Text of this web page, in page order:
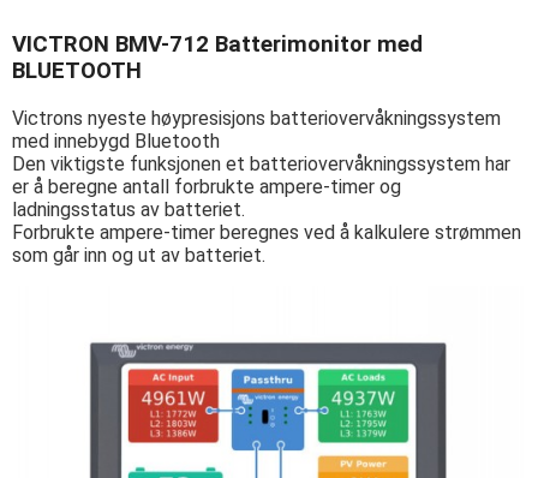
VICTRON BMV-712 Batterimonitor med
BLUETOOTH
Victrons nyeste høypresisjons batteriovervåkningssystem
med innebygd Bluetooth
Den viktigste funksjonen et batteriovervåkningssystem har
er å beregne antall forbrukte ampere-timer og
ladningsstatus av batteriet.
Forbrukte ampere-timer beregnes ved å kalkulere strømmen
som går inn og ut av batteriet.